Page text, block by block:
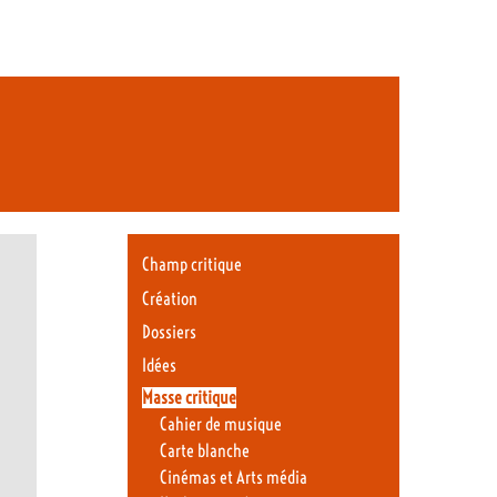
Champ critique
Création
Dossiers
Idées
Masse critique
Cahier de musique
Carte blanche
Cinémas et Arts média